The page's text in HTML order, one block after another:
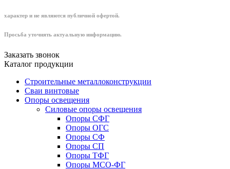
характер и не являются публичной офертой.
Просьба уточнять актуальную информацию.
Заказать звонок
Каталог продукции
Строительные металлоконструкции
Сваи винтовые
Опоры освещения
Силовые опоры освещения
Опоры СФГ
Опоры ОГС
Опоры СФ
Опоры СП
Опоры ТФГ
Опоры МСО-ФГ